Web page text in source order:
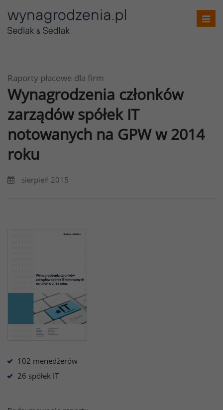
Raporty płacowe dla firm
Wynagrodzenia członków
zarządów spółek IT
notowanych na GPW w 2014
roku
sierpień 2015
102 menedżerów
26 spółek IT